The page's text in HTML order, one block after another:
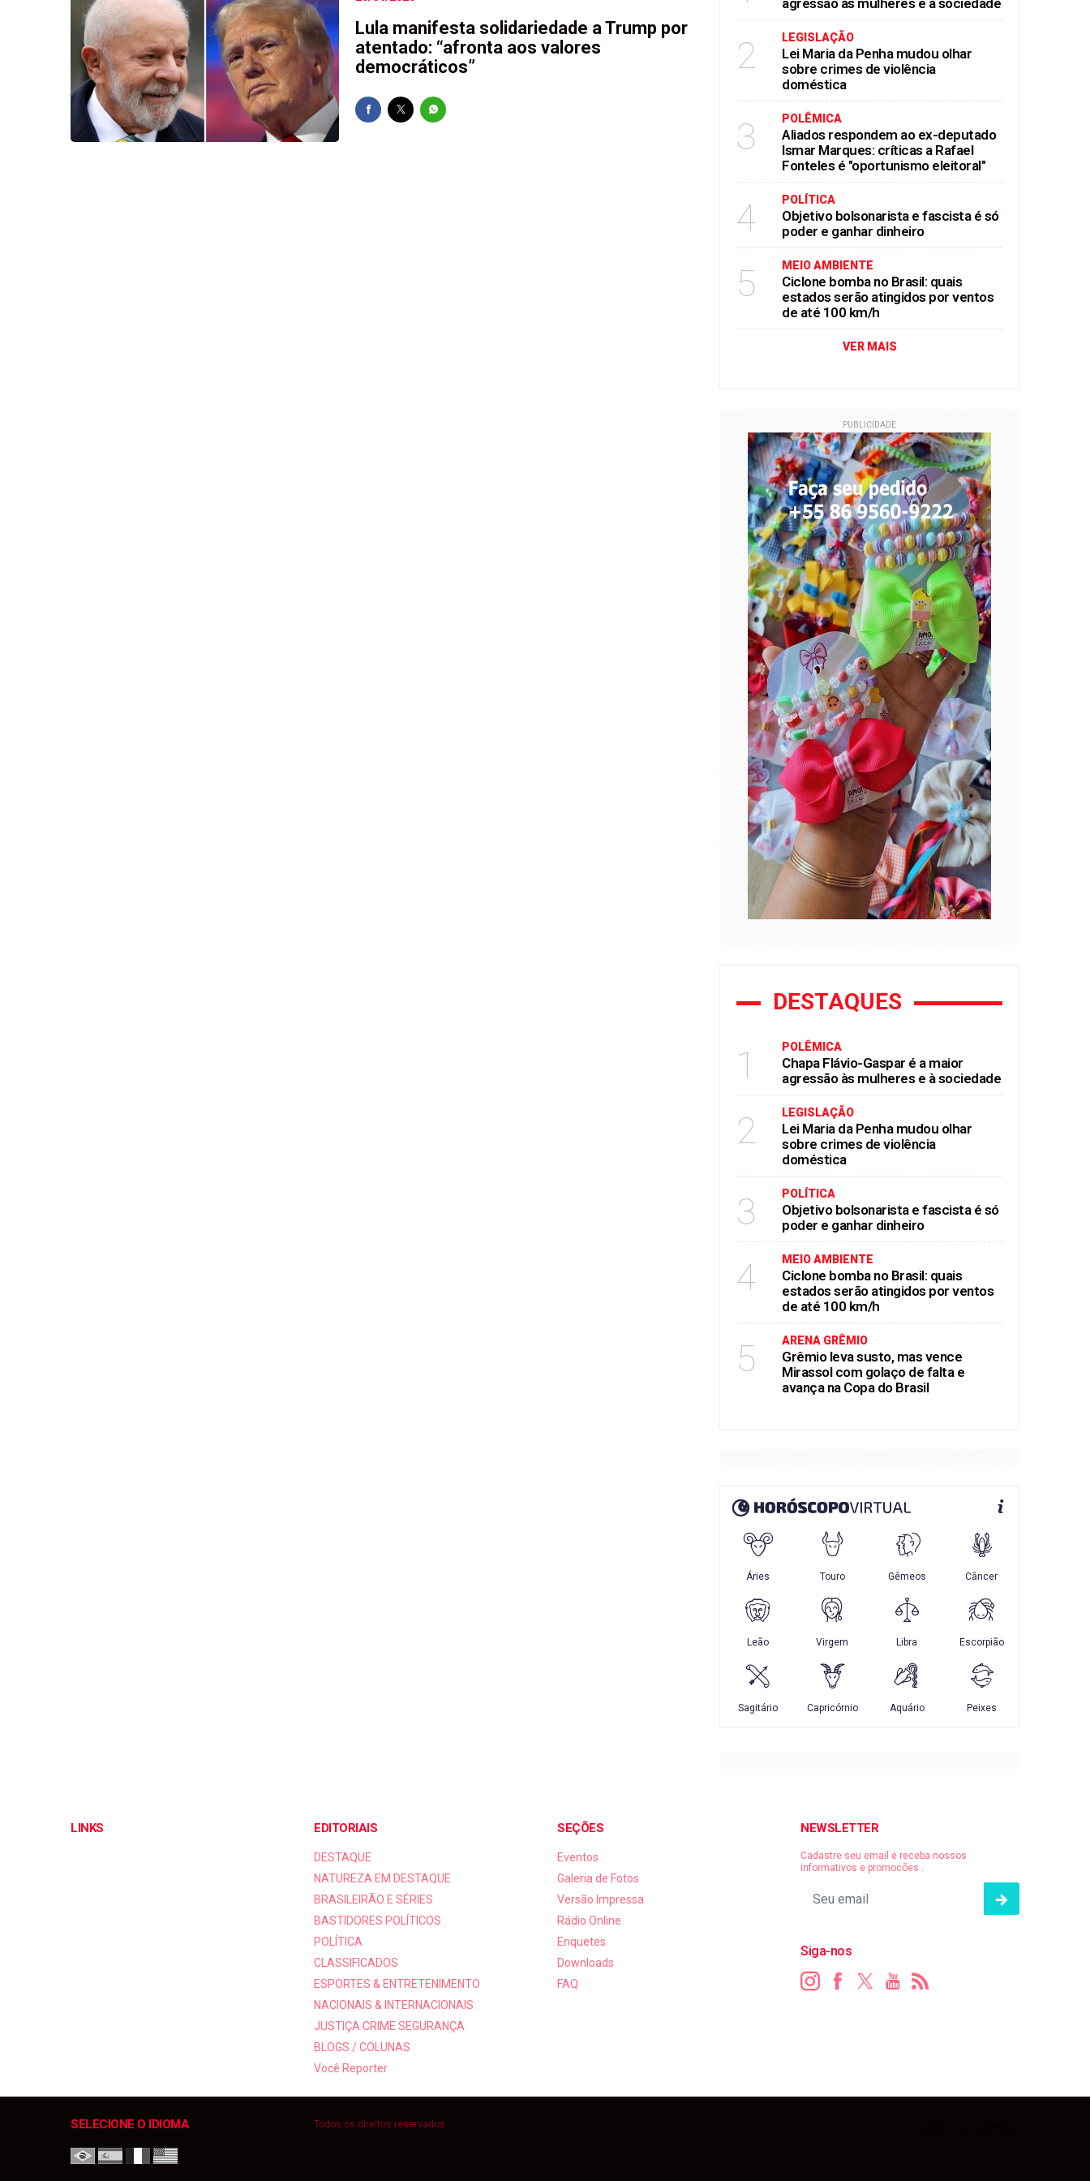
Lula manifesta solidariedade a Trump por
atentado: “afronta aos valores
democráticos”
agressão às mulheres e à sociedade
2 LEGISLAÇÃO
Lei Maria da Penha mudou olhar
sobre crimes de violência
doméstica
3 POLÊMICA
Aliados respondem ao ex-deputado
Ismar Marques: críticas a Rafael
Fonteles é "oportunismo eleitoral"
4 POLÍTICA
Objetivo bolsonarista e fascista é só
poder e ganhar dinheiro
5 MEIO AMBIENTE
Ciclone bomba no Brasil: quais
estados serão atingidos por ventos
de até 100 km/h
VER MAIS
PUBLICIDADE
DESTAQUES
1 POLÊMICA
Chapa Flávio-Gaspar é a maior
agressão às mulheres e à sociedade
2 LEGISLAÇÃO
Lei Maria da Penha mudou olhar
sobre crimes de violência
doméstica
3 POLÍTICA
Objetivo bolsonarista e fascista é só
poder e ganhar dinheiro
4 MEIO AMBIENTE
Ciclone bomba no Brasil: quais
estados serão atingidos por ventos
de até 100 km/h
5 ARENA GRÊMIO
Grêmio leva susto, mas vence
Mirassol com golaço de falta e
avança na Copa do Brasil
LINKS EDITORIAIS
DESTAQUE
NATUREZA EM DESTAQUE
BRASILEIRÃO E SÉRIES
BASTIDORES POLÍTICOS
POLÍTICA
CLASSIFICADOS
ESPORTES & ENTRETENIMENTO
NACIONAIS & INTERNACIONAIS
JUSTIÇA CRIME SEGURANÇA
BLOGS / COLUNAS
Você Reporter
SEÇÕES
Eventos
Galeria de Fotos
Versão Impressa
Rádio Online
Enquetes
Downloads
FAQ
NEWSLETTER
Cadastre seu email e receba nossos
informativos e promocões .
Siga-nos
SELECIONE O IDIOMA Todos os direitos reservados